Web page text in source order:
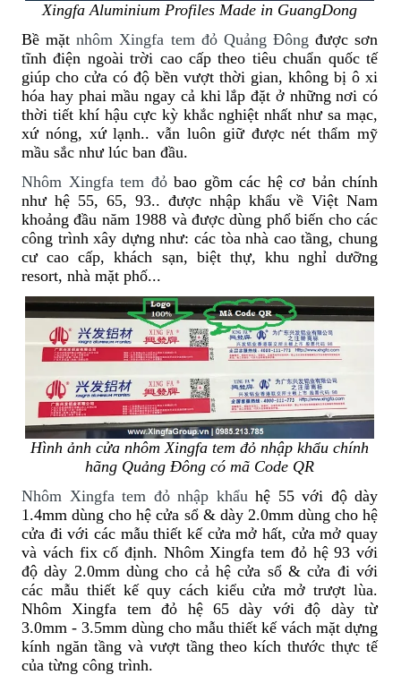
Xingfa Aluminium Profiles Made in GuangDong
Bề mặtnhôm Xingfa tem đỏ Quảng Đông được sơn
tĩnh điện ngoài trời cao cấp theo tiêu chuẩn quốc tế
giúp cho cửa có độ bền vượt thời gian, không bị ô xi
hóa hay phai mầu ngay cả khi lắp đặt ở những nơi có
thời tiết khí hậu cực kỳ khắc nghiệt nhất như sa mạc,
xứ nóng, xứ lạnh.. vẫn luôn giữ được nét thẩm mỹ
mầu sắc như lúc ban đầu.
Nhôm Xingfa tem đỏbao gồm các hệ cơ bản chính
như hệ 55, 65, 93.. được nhập khẩu về Việt Nam
khoảng đầu năm 1988 và được dùng phổ biến cho các
công trình xây dựng như: các tòa nhà cao tầng, chung
cư cao cấp, khách sạn, biệt thự, khu nghỉ dưỡng
resort, nhà mặt phố...
Hình ảnh cửa nhôm Xingfa tem đỏ nhập khẩu chính
hãng Quảng Đông có mã Code QR
Nhôm Xingfa tem đỏ nhập khẩuhệ 55 với độ dày
1.4mm dùng cho hệ cửa sổ & dày 2.0mm dùng cho hệ
cửa đi với các mẫu thiết kế cửa mở hất, cửa mở quay
và vách fix cố định. Nhôm Xingfa tem đỏ hệ 93 với
độ dày 2.0mm dùng cho cả hệ cửa sổ & cửa đi với
các mẫu thiết kế quy cách kiểu cửa mở trượt lùa.
Nhôm Xingfa tem đỏ hệ 65 dày với độ dày từ
3.0mm- 3.5mm dùng cho mẫu thiết kế vách mặt dựng
kính ngăn tầng và vượt tầng theo kích thước thực tế
của từng công trình.